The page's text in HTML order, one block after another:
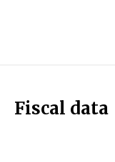
Fiscal data